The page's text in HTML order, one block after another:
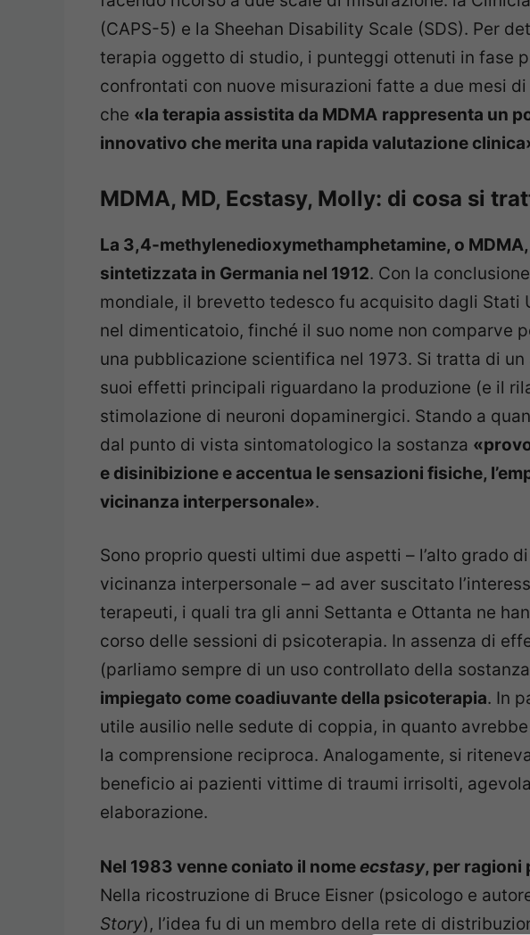
(CAPS-5) e la Sheehan Disability Scale (SDS). Per
terapia oggetto di studio, i punteggi ottenuti in fase
confrontati con nuove misurazioni fatte a due mesi
che «la terapia assistita da MDMA rappresenta un
innovativo che merita una rapida valutazione
MDMA, MD, Ecstasy, Molly: di cosa si
La 3,4-methylenedioxymethamphetamine, o
sintetizzata in Germania nel 1912. Con la
mondiale, il brevetto tedesco fu acquisito dagli Stati
nel dimenticatoio, finché il suo nome non comparve
una pubblicazione scientifica nel 1973. Si tratta di
suoi effetti principali riguardano la produzione (e il
stimolazione di neuroni dopaminergici. Stando a
dal punto di vista sintomatologico la sostanza
e disinibizione e accentua le sensazioni fisiche,
vicinanza interpersonale».
Sono proprio questi ultimi due aspetti – l’alto grado
vicinanza interpersonale – ad aver suscitato
terapeuti, i quali tra gli anni Settanta e Ottanta ne
corso delle sessioni di psicoterapia. In assenza di
(parliamo sempre di un uso controllato della
impiegato come coadiuvante della psicoterapia. In
utile ausilio nelle sedute di coppia, in quanto
la comprensione reciproca. Analogamente, si
beneficio ai pazienti vittime di traumi irrisolti,
elaborazione.
Nel 1983 venne coniato il nomeecstasy, per ragioni
Nella ricostruzione di Bruce Eisner (psicologo e
Story), l’idea fu di un membro della rete di